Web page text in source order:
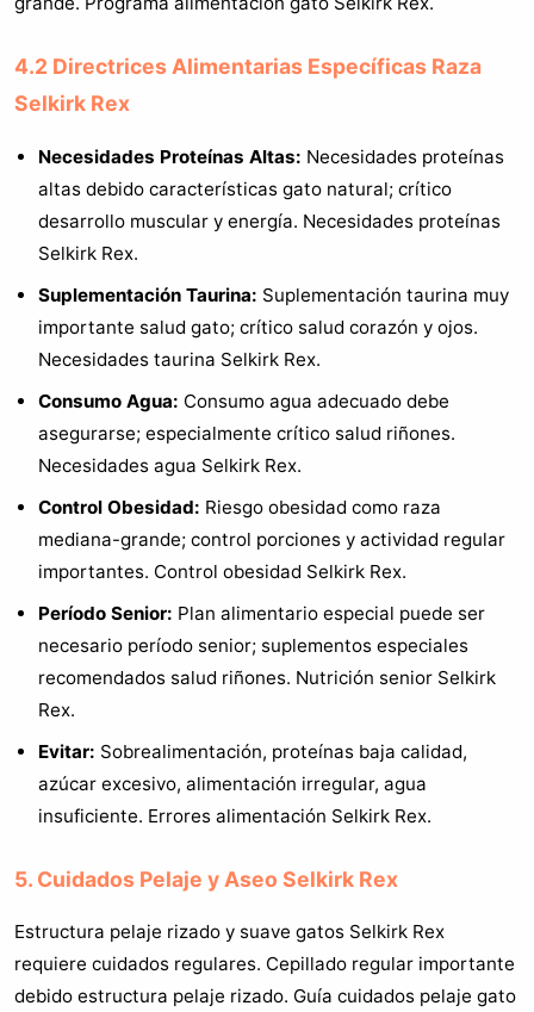
4.2 Directrices Alimentarias Específicas Raza
Selkirk Rex
Necesidades Proteínas Altas: Necesidades proteínas
altas debido características gato natural; crítico
desarrollo muscular y energía. Necesidades proteínas
Selkirk Rex.
Suplementación Taurina: Suplementación taurina muy
importante salud gato; crítico salud corazón y ojos.
Necesidades taurina Selkirk Rex.
Consumo Agua: Consumo agua adecuado debe
asegurarse; especialmente crítico salud riñones.
Necesidades agua Selkirk Rex.
Control Obesidad: Riesgo obesidad como raza
mediana-grande; control porciones y actividad regular
importantes. Control obesidad Selkirk Rex.
Período Senior: Plan alimentario especial puede ser
necesario período senior; suplementos especiales
recomendados salud riñones. Nutrición senior Selkirk
Rex.
Evitar: Sobrealimentación, proteínas baja calidad,
azúcar excesivo, alimentación irregular, agua
insuficiente. Errores alimentación Selkirk Rex.
5. Cuidados Pelaje y Aseo Selkirk Rex
Estructura pelaje rizado y suave gatos Selkirk Rex
requiere cuidados regulares. Cepillado regular importante
debido estructura pelaje rizado. Guía cuidados pelaje gato